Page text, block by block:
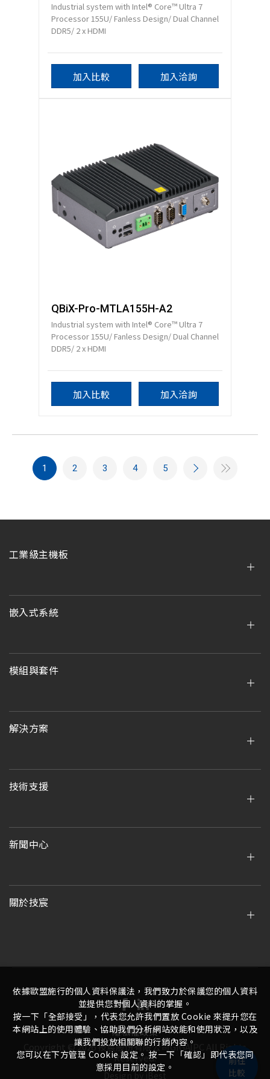
前往
比較
Industrial system with Intel® Core™ Ultra 7
Processor 155U/ Fanless Design/ Dual Channel
DDR5/ 2 x HDMI
加入比較 加入洽詢
QBiX-Pro-MTLA155H-A2
Industrial system with Intel® Core™ Ultra 7
Processor 155U/ Fanless Design/ Dual Channel
DDR5/ 2 x HDMI
加入比較 加入洽詢
1 2 3 4 5
工業級主機板
嵌入式系統
模組與套件
解決方案
技術支援
新聞中心
關於技宸
Copyright ©2026 技宸股份有限公司GIGAIPC
All Rights
Reserved.
隱私權政策
依據歐盟施行的個人資料保護法，我們致力於保護您的個人資料
並提供您對個人資料的掌握。
按一下「全部接受」，代表您允許我們置放 Cookie 來提升您在
本網站上的使用體驗、協助我們分析網站效能和使用狀況，以及
讓我們投放相關聯的行銷內容。
您可以在下方管理 Cookie 設定。 按一下「確認」即代表您同
意採用目前的設定。